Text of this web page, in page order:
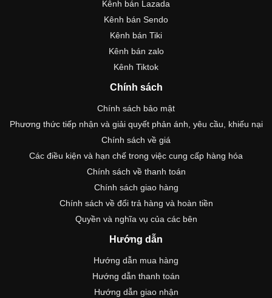
Kênh bán Lazada
Kênh bán Sendo
Kênh bán Tiki
Kênh bán zalo
Kênh Tiktok
Chính sách
Chính sách bảo mật
Phương thức tiếp nhận và giải quyết phản ánh, yêu cầu, khiếu nại
Chính sách về giá
Các điều kiện và hạn chế trong việc cung cấp hàng hóa
Chính sách về thanh toán
Chính sách giao hàng
Chính sách về đổi trả hàng và hoàn tiền
Quyền và nghĩa vụ của các bên
Hướng dẫn
Hướng dẫn mua hàng
Hướng dẫn thanh toán
Hướng dẫn giao nhận